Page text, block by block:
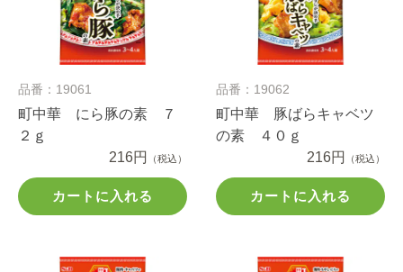
品番：19061
町中華 にら豚の素 ７
２ｇ
216円
（税込）
カートに入れる
品番：19062
町中華 豚ばらキャベツ
の素 ４０ｇ
216円
（税込）
カートに入れる